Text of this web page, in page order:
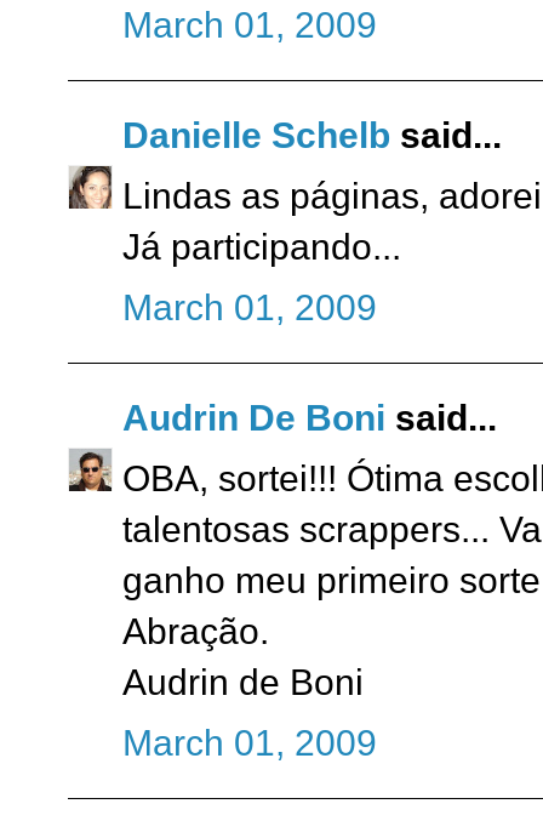
March 01, 2009
Danielle Schelb said...
Lindas as páginas,
Já participando...
March 01, 2009
Audrin De Boni said...
OBA, sortei!!! Ótima
talentosas scrappers...
ganho meu primeiro
Abração.
Audrin de Boni
March 01, 2009